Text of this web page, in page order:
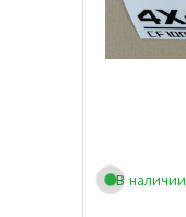
В наличии